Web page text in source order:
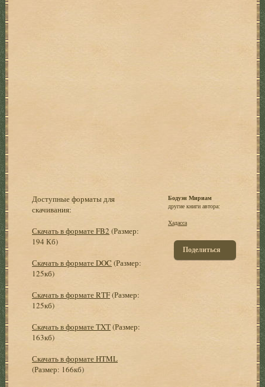
Доступные форматы для
скачивания:
Скачать в формате FB2 (Размер:
194 Кб)
Скачать в формате DOC (Размер:
125кб)
Скачать в формате RTF(Размер:
125кб)
Скачать в формате TXT(Размер:
163кб)
Скачать в формате HTML
(Размер: 166кб)
Бодуэн Мириам
другие книги автора:
Хадасса
Поделиться